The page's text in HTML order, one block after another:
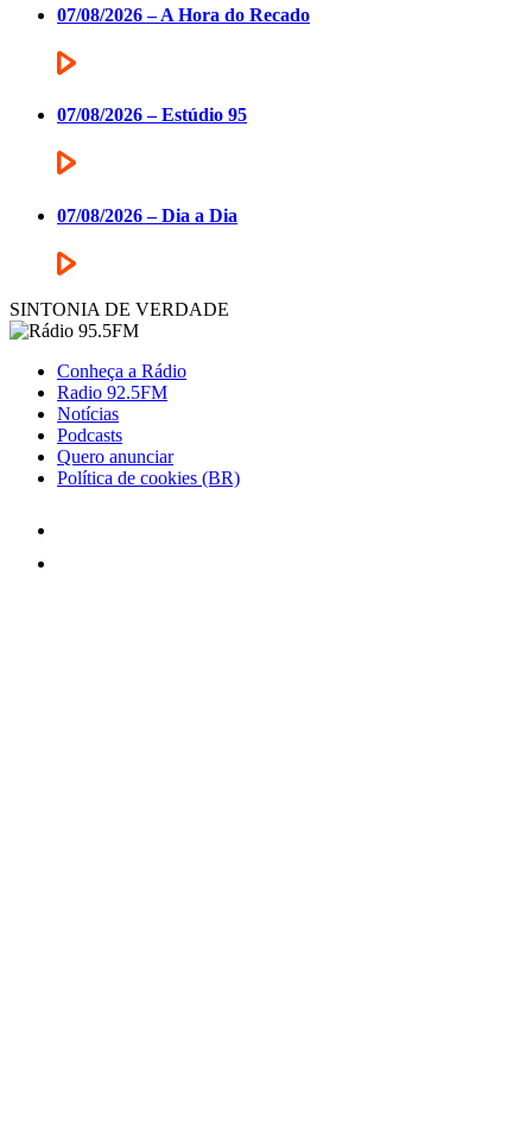
07/08/2026 – A Hora do Recado
07/08/2026 – Estúdio 95
07/08/2026 – Dia a Dia
SINTONIA DE VERDADE
Conheça a Rádio
Radio 92.5FM
Notícias
Podcasts
Quero anunciar
Política de cookies (BR)